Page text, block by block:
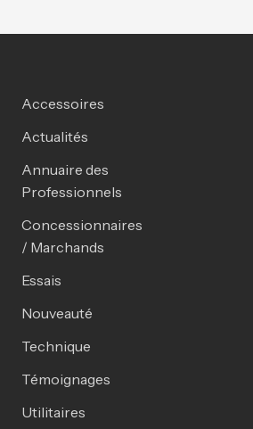
Accessoires
Actualités
Annuaire des
Professionnels
Concessionnaires
/ Marchands
Essais
Nouveauté
Technique
Témoignages
Utilitaires